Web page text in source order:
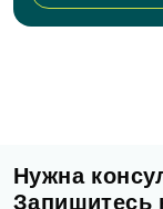
Нужна
Запишитесь